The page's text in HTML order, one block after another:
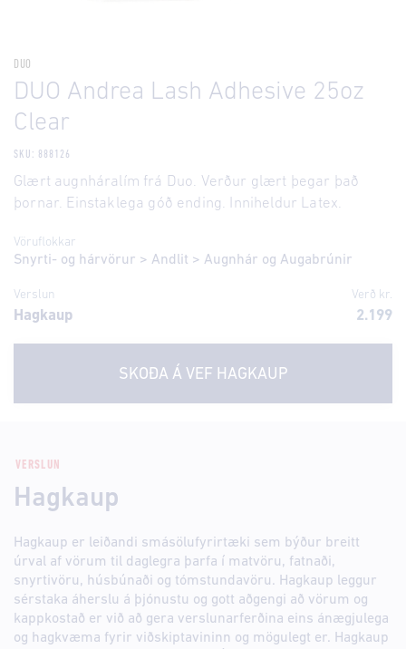
DUO
DUO Andrea Lash Adhesive 25oz
Clear
SKU: 888126
Glært augnháralím frá Duo. Verður glært þegar það
þornar. Einstaklega góð ending. Inniheldur Latex.
Vöruflokkar
Snyrti- og hárvörur > Andlit > Augnhár og Augabrúnir
Verslun Verð kr.
Hagkaup 2.199
SKOÐA Á VEF HAGKAUP
VERSLUN
Hagkaup
Hagkaup er leiðandi smásölufyrirtæki sem býður breitt
úrval af vörum til daglegra þarfa í matvöru, fatnaði,
snyrtivöru, húsbúnaði og tómstundavöru. Hagkaup leggur
sérstaka áherslu á þjónustu og gott aðgengi að vörum og
kappkostað er við að gera verslunarferðina eins ánægjulega
og hagkvæma fyrir viðskiptavininn og mögulegt er. Hagkaup